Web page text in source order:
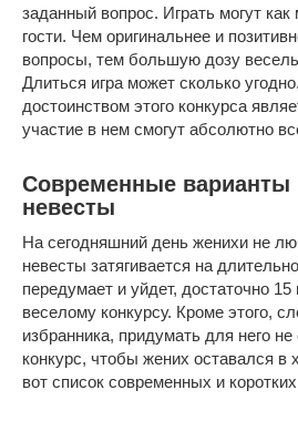
заданный вопрос. Играть могут
гости. Чем оригинальнее и
вопросы, тем большую дозу
Длиться игра может сколько
достоинством этого конкурса
участие в нем смогут абсолютно
Современные варианты
невесты
На сегодняшний день женихи не
невесты затягивается на
передумает и уйдет, достаточно
веселому конкурсу. Кроме этого,
избранника, придумать для него
конкурс, чтобы жених оставался в
вот список современных и